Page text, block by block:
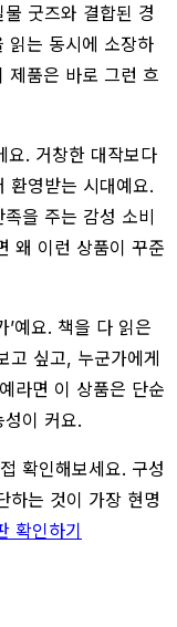
굿즈와 결합된 경
읽는 동시에 소장하
제품은 바로 그런 흐
요. 거창한 대작보다
환영받는 시대예요.
을 주는 감성 소비
왜 이런 상품이 꾸준
’예요. 책을 다 읽은
고 싶고, 누군가에게
라면 이 상품은 단순
이 커요.
확인해보세요. 구성
하는 것이 가장 현명
확인하기